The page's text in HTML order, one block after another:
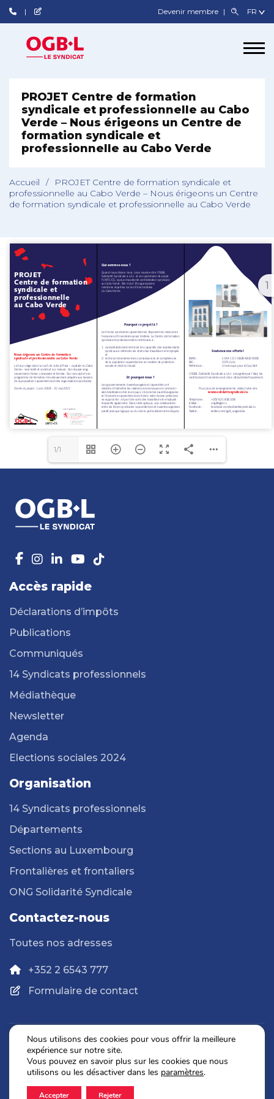
Devenir membre
PROJET Centre de formation
syndicale et professionnelle au Cabo
Verde – Nous érigeons un Centre de
formation syndicale et
professionnelle au Cabo Verde
Accueil /
PROJET Centre de formation syndicale et
professionnelle au Cabo Verde – Nous érigeons un Centre
de formation syndicale et professionnelle au Cabo Verde
1
1/1
Accès rapide
Déclarations d’impôts
Publications
Communiqués
14 Syndicats professionnels
Médiathèque
Newsletter
Agenda
Elections sociales 2024
Organisation
14 Syndicats professionnels
Départements
Sections au Luxembourg
Frontalières et frontaliers
ONG Solidarité Syndicale
Contactez-nous
Toutes nos adresses
+352 2 6543 777
Formulaire de contact
Politique de confidentialité
Mentions légales
Nous utilisons des cookies pour vous offrir la meilleure
expérience sur notre site.
Vous pouvez en savoir plus sur les cookies que nous
utilisons ou les désactiver dans les paramètres.
Accepter Rejeter